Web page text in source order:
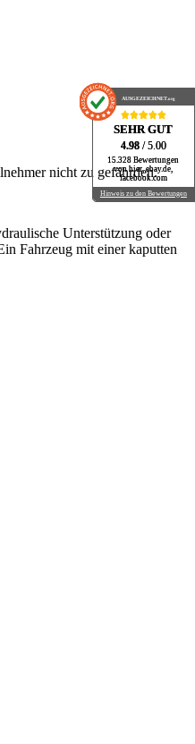
nicht zu gefährden.
Unterstützung oder
Fahrzeug mit einer kaputten
AUSGEZEICHNET.org
SEHR GUT
4.98 / 5.00
15.328 Bewertungen
von hier, ebay.de,
facebook.com
Hinweis zu den Bewertungen
AUSGEZEICHNET.org
SEHR GUT
4.98 / 5.00
15.328 Bewertungen
von hier, ebay.de,
facebook.com
Hinweis zu den Bewertungen